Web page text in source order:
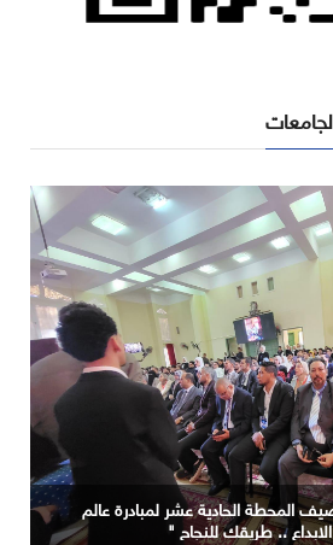
المحطة الحادية عشر لمبادرة عالم
.. طريقك للنجاح "